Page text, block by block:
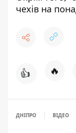
чехів на
👍 🔥
ДНІПРО ВІДЕО